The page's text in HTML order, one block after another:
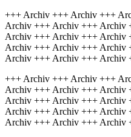
+++ Archiv +++ Archiv +++
Archiv +++ Archiv +++ Archiv
Archiv +++ Archiv +++ Archiv
Archiv +++ Archiv +++ Archiv
Archiv +++ Archiv +++ Archiv
+++ Archiv +++ Archiv +++
Archiv +++ Archiv +++ Archiv
Archiv +++ Archiv +++ Archiv
Archiv +++ Archiv +++ Archiv
Archiv +++ Archiv +++ Archiv